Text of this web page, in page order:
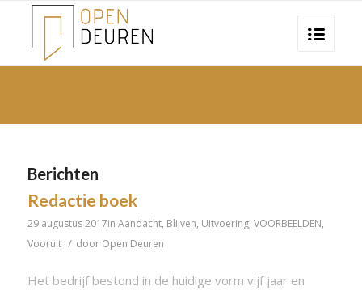
Berichten
Redactie boek
29 augustus 2017in Aandacht, Blijven, Uitvoering, VOORBEELDEN,
Vooruit / door Open Deuren
Het bedrijf bestond in de huidige vorm vijf jaar en